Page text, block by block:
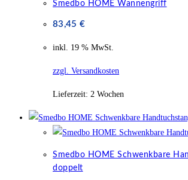
Smedbo HOME Wannengriff
83,45 €
inkl. 19 % MwSt.
zzgl. Versandkosten
Lieferzeit: 2 Wochen
Smedbo HOME Schwenkbare
doppelt